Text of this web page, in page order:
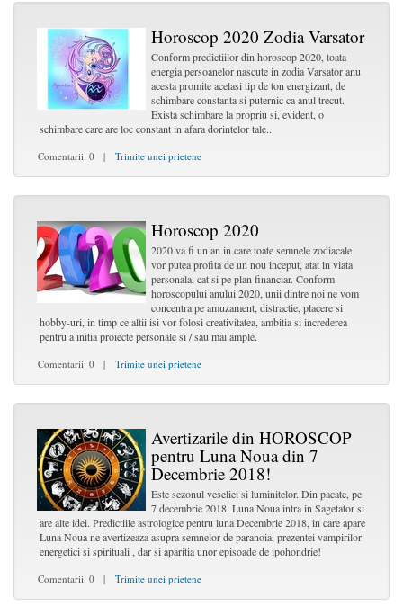
Horoscop 2020 Zodia Varsator
Conform predictiilor din horoscop 2020, toata
energia persoanelor nascute in zodia Varsator anu
acesta promite acelasi tip de ton energizant, de
schimbare constanta si puternic ca anul trecut.
Exista schimbare la propriu si, evident, o
schimbare care are loc constant in afara dorintelor tale...
Comentarii: 0 | Trimite unei prietene
Horoscop 2020
2020 va fi un an in care toate semnele zodiacale
vor putea profita de un nou inceput, atat in viata
personala, cat si pe plan financiar. Conform
horoscopului anului 2020, unii dintre noi ne vom
concentra pe amuzament, distractie, placere si
hobby-uri, in timp ce altii isi vor folosi creativitatea, ambitia si increderea
pentru a initia proiecte personale si / sau mai ample.
Comentarii: 0 | Trimite unei prietene
Avertizarile din HOROSCOP
pentru Luna Noua din 7
Decembrie 2018!
Este sezonul veseliei si luminitelor. Din pacate, pe
7 decembrie 2018, Luna Noua intra in Sagetator si
are alte idei. Predictiile astrologice pentru luna Decembrie 2018, in care apare
Luna Noua ne avertizeaza asupra semnelor de paranoia, prezentei vampirilor
energetici si spirituali , dar si aparitia unor episoade de ipohondrie!
Comentarii: 0 | Trimite unei prietene